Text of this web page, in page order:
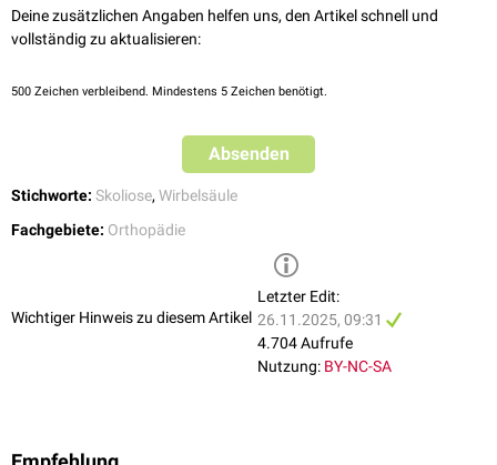
Deine zusätzlichen Angaben helfen uns, den Artikel schnell und
vollständig zu aktualisieren:
500 Zeichen verbleibend. Mindestens 5 Zeichen benötigt.
Absenden
Stichworte: Skoliose, Wirbelsäule
Fachgebiete: Orthopädie
Wichtiger Hinweis zu diesem Artikel
Letzter Edit:
26.11.2025, 09:31
4.704 Aufrufe
Nutzung: BY-NC-SA